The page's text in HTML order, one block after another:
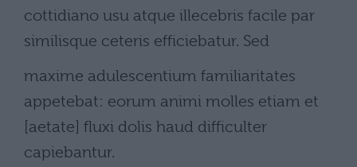
cottidiano usu atque illecebris facile par
similisque ceteris efficiebatur. Sed
maxime adulescentium familiaritates
appetebat: eorum animi molles etiam et
[aetate] fluxi dolis haud difficulter
capiebantur.